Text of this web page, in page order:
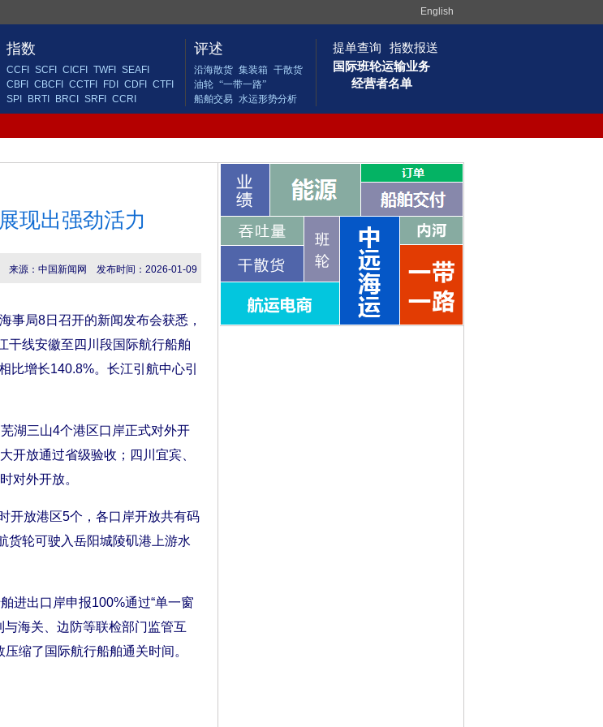
English
指数
CCFI SCFI CICFI TWFI
SEAFI
CBFI
CBCFI CCTFI FDI CDFI
CTFI
SPI
BRTI BRCI SRFI CCRI
评述
沿海散货 集装箱 干散货
油轮 “一带一路”
船舶交易 水运形势分析
提单查询
指数报送
国际班轮运输业务
经营者名单
现出强劲活力
来源：中国新闻网 发布时间：2026-01-09
局8日召开的新闻发布会获悉，
干线安徽至四川段国际航行船舶
比增长140.8%。长江引航中心引
湖三山4个港区口岸正式对外开
开放通过省级验收；四川宜宾、
对外开放。
放港区5个，各口岸开放共有码
货轮可驶入岳阳城陵矶港上游水
进出口岸申报100%通过“单一窗
与海关、边防等联检部门监管互
缩了国际航行船舶通关时间。